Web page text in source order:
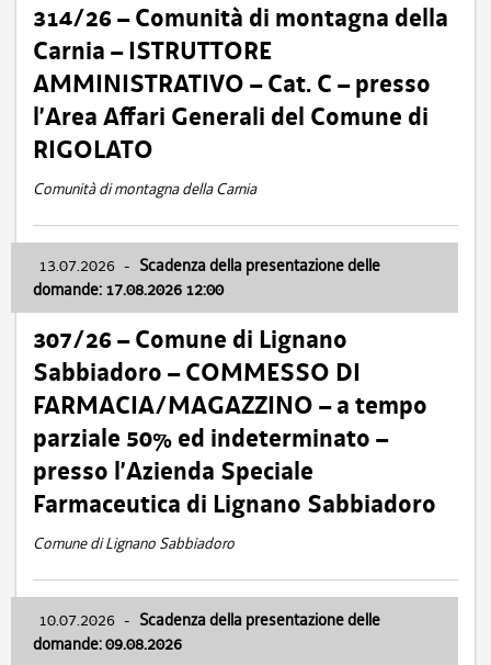
314/26 – Comunità di montagna della
Carnia – ISTRUTTORE
AMMINISTRATIVO – Cat. C – presso
l’Area Affari Generali del Comune di
RIGOLATO
Comunità di montagna della Carnia
13.07.2026 - Scadenza della presentazione delle
domande: 17.08.2026 12:00
307/26 – Comune di Lignano
Sabbiadoro – COMMESSO DI
FARMACIA/MAGAZZINO – a tempo
parziale 50% ed indeterminato –
presso l’Azienda Speciale
Farmaceutica di Lignano Sabbiadoro
Comune di Lignano Sabbiadoro
10.07.2026 - Scadenza della presentazione delle
domande: 09.08.2026